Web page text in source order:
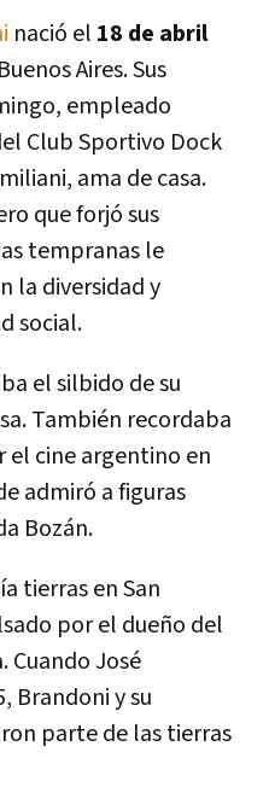
nació el 18 de abril
Aires. Sus
empleado
Club Sportivo Dock
ama de casa.
que forjó sus
tempranas le
la diversidad y
social.
el silbido de su
También recordaba
el cine argentino en
admiró a figuras
Bozán.
tierras en San
por el dueño del
Cuando José
Brandoni y su
parte de las tierras